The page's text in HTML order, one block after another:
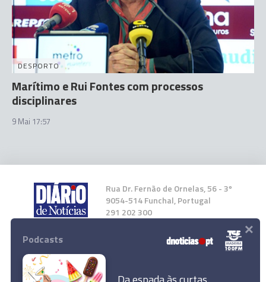
DESPORTO
Marítimo e Rui Fontes com processos
disciplinares
9 Mai 17:57
Rua Dr. Fernão de Ornelas, 56 - 3º
9054-514 Funchal, Portugal
291 202 300
Instale a nossa App
Podcasts ×